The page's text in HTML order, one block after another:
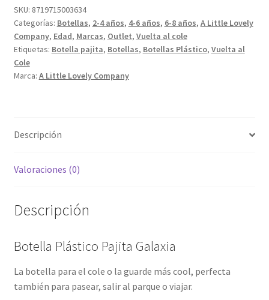
cantidad
SKU: 8719715003634
Categorías: Botellas, 2-4 años, 4-6 años, 6-8 años, A Little Lovely
Company, Edad, Marcas, Outlet, Vuelta al cole
Etiquetas: Botella pajita, Botellas, Botellas Plástico, Vuelta al
Cole
Marca: A Little Lovely Company
Descripción
Valoraciones (0)
Descripción
Botella Plástico Pajita Galaxia
La botella para el cole o la guarde más cool, perfecta
también para pasear, salir al parque o viajar.